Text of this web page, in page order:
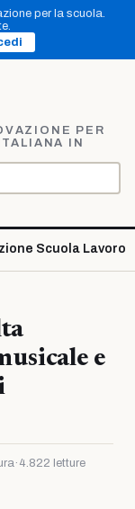
per la scuola.
PER
IN
Scuola Lavoro
e
· 4.822 letture